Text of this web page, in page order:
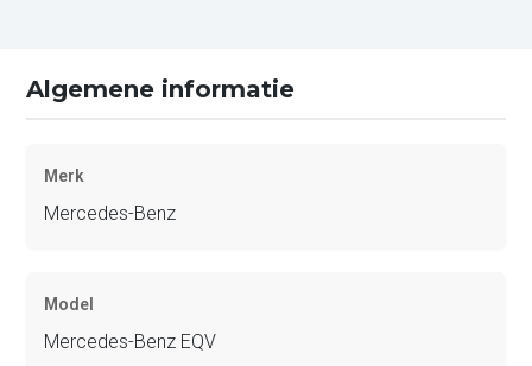
Algemene informatie
Merk
Mercedes-Benz
Model
Mercedes-Benz EQV